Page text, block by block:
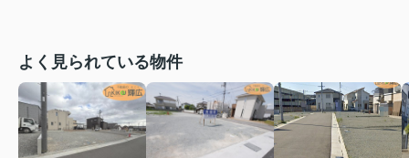
よく見られている物件